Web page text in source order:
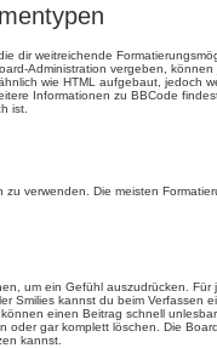
dir weitreichende
Administration vergeben,
wie HTML aufgebaut, jedoch
Informationen zu BBCode
ist.
verwenden. Die meisten
um ein Gefühl auszudrücken.
Smilies kannst du beim Verfassen
einen Beitrag schnell
gar komplett löschen. Die
kannst.